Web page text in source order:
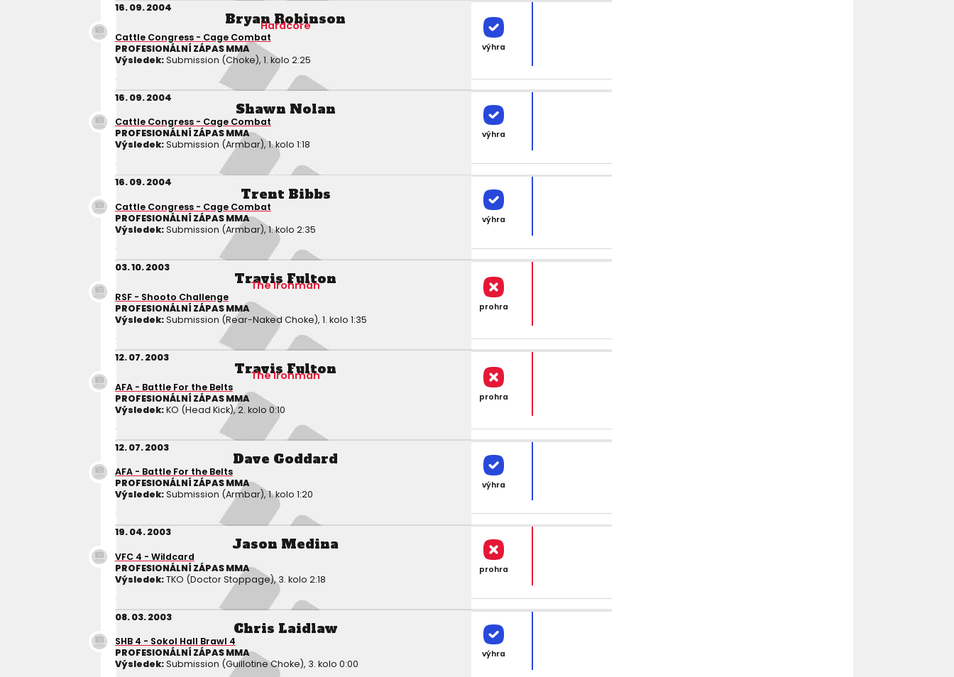
16. 09. 2004
Bryan Robinson
Hardcore
Cattle Congress - Cage Combat
PROFESIONÁLNÍ ZÁPAS MMA
Výsledek:Submission (Choke), 1. kolo 2:25
výhra
16. 09. 2004
Shawn Nolan
Cattle Congress - Cage Combat
PROFESIONÁLNÍ ZÁPAS MMA
Výsledek:Submission (Armbar), 1. kolo 1:18
výhra
16. 09. 2004
Trent Bibbs
Cattle Congress - Cage Combat
PROFESIONÁLNÍ ZÁPAS MMA
Výsledek:Submission (Armbar), 1. kolo 2:35
výhra
03. 10. 2003
Travis Fulton
The Ironman
RSF - Shooto Challenge
PROFESIONÁLNÍ ZÁPAS MMA
Výsledek:Submission (Rear-Naked Choke), 1. kolo 1:35
prohra
12. 07. 2003
Travis Fulton
The Ironman
AFA - Battle For the Belts
PROFESIONÁLNÍ ZÁPAS MMA
Výsledek:KO (Head Kick), 2. kolo 0:10
prohra
12. 07. 2003
Dave Goddard
AFA - Battle For the Belts
PROFESIONÁLNÍ ZÁPAS MMA
Výsledek:Submission (Armbar), 1. kolo 1:20
výhra
19. 04. 2003
Jason Medina
VFC 4 - Wildcard
PROFESIONÁLNÍ ZÁPAS MMA
Výsledek:TKO (Doctor Stoppage), 3. kolo 2:18
prohra
08. 03. 2003
Chris Laidlaw
SHB 4 - Sokol Hall Brawl 4
PROFESIONÁLNÍ ZÁPAS MMA
Výsledek:Submission (Guillotine Choke), 3. kolo 0:00
výhra